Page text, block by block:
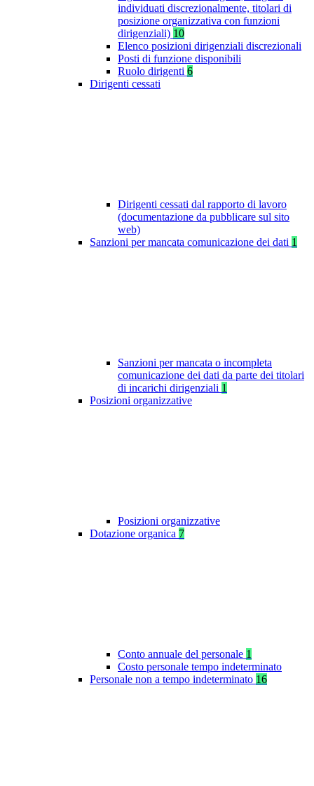
individuati discrezionalmente, titolari di
posizione organizzativa con funzioni
dirigenziali) 10
Elenco posizioni dirigenziali discrezionali
Posti di funzione disponibili
Ruolo dirigenti 6
Dirigenti cessati
Dirigenti cessati dal rapporto di lavoro
(documentazione da pubblicare sul sito
web)
Sanzioni per mancata comunicazione dei dati 1
Sanzioni per mancata o incompleta
comunicazione dei dati da parte dei titolari
di incarichi dirigenziali 1
Posizioni organizzative
Posizioni organizzative
Dotazione organica 7
Conto annuale del personale 1
Costo personale tempo indeterminato
Personale non a tempo indeterminato 16